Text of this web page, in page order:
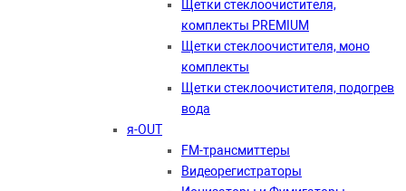
Щетки стеклоочистителя,
комплекты PREMIUM
Щетки стеклоочистителя, моно
комплекты
Щетки стеклоочистителя, подогрев
вода
я-OUT
FM-трансмиттеры
Видеорегистраторы